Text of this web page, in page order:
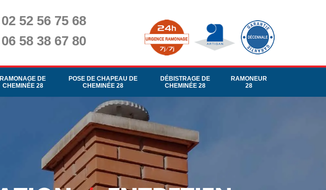
02 52 56 75 68
06 58 38 67 80
RAMONAGE DE
CHEMINÉE 28
POSE DE CHAPEAU DE
CHEMINÉE 28
DÉBISTRAGE DE
CHEMINÉE 28
RAMONEUR
28